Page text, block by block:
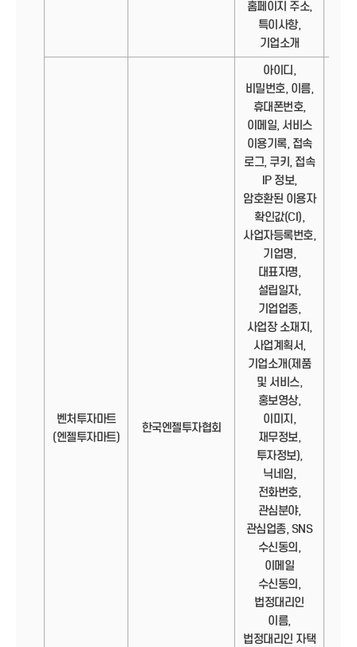
홈페이지 주소,
특이사항,
기업소개
벤처투자마트
(엔젤투자마트)
한국엔젤투자협회
아이디,
비밀번호, 이름,
휴대폰번호,
이메일, 서비스
이용기록, 접속
로그, 쿠키, 접속
IP 정보,
암호환된 이용자
확인값(CI),
사업자등록번호,
기업명,
대표자명,
설립일자,
기업업종,
사업장 소재지,
사업계획서,
기업소개(제품
및 서비스,
홍보영상,
이미지,
재무정보,
투자정보),
닉네임,
전화번호,
관심분야,
관심업종, SNS
수신동의,
이메일
수신동의,
법정대리인
이름,
법정대리인 자택